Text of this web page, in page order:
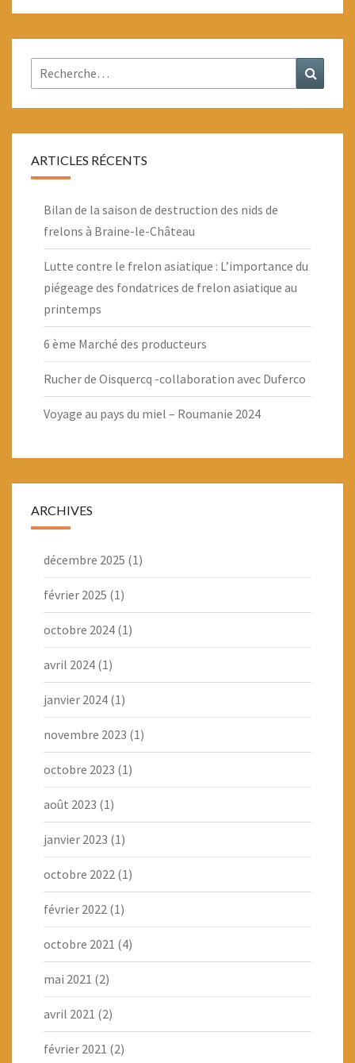
Rechercher :
ARTICLES RÉCENTS
Bilan de la saison de destruction des nids de
frelons à Braine-le-Château
Lutte contre le frelon asiatique : L’importance du
piégeage des fondatrices de frelon asiatique au
printemps
6 ème Marché des producteurs
Rucher de Oisquercq -collaboration avec Duferco
Voyage au pays du miel – Roumanie 2024
ARCHIVES
décembre 2025 (1)
février 2025 (1)
octobre 2024 (1)
avril 2024 (1)
janvier 2024 (1)
novembre 2023 (1)
octobre 2023 (1)
août 2023 (1)
janvier 2023 (1)
octobre 2022 (1)
février 2022 (1)
octobre 2021 (4)
mai 2021 (2)
avril 2021 (2)
février 2021 (2)